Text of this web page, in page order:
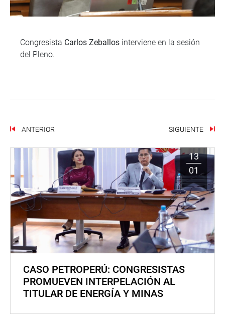
Congresista Carlos Zeballos interviene en la sesión
del Pleno.
ANTERIOR SIGUIENTE
13
01
CASO PETROPERÚ: CONGRESISTAS
PROMUEVEN INTERPELACIÓN AL
TITULAR DE ENERGÍA Y MINAS